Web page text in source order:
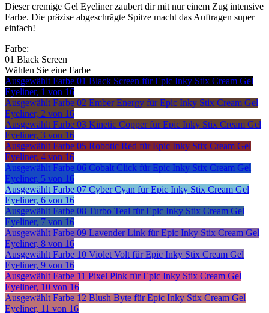
Dieser cremige Gel Eyeliner zaubert dir mit nur einem Zug intensive
Farbe. Die präzise abgeschrägte Spitze macht das Auftragen super
einfach!
Farbe:
01 Black Screen
Wählen Sie eine Farbe
Ausgewählt Farbe 01 Black Screen für Epic Inky Stix Cream Gel
Eyeliner, 1 von 16
Ausgewählt Farbe 02 Ember Energy für Epic Inky Stix Cream Gel
Eyeliner, 2 von 16
Ausgewählt Farbe 03 Kinetic Copper für Epic Inky Stix Cream Gel
Eyeliner, 3 von 16
Ausgewählt Farbe 05 Robotic Red für Epic Inky Stix Cream Gel
Eyeliner, 4 von 16
Ausgewählt Farbe 06 Cobalt Click für Epic Inky Stix Cream Gel
Eyeliner, 5 von 16
Ausgewählt Farbe 07 Cyber Cyan für Epic Inky Stix Cream Gel
Eyeliner, 6 von 16
Ausgewählt Farbe 08 Turbo Teal für Epic Inky Stix Cream Gel
Eyeliner, 7 von 16
Ausgewählt Farbe 09 Lavender Link für Epic Inky Stix Cream Gel
Eyeliner, 8 von 16
Ausgewählt Farbe 10 Violet Volt für Epic Inky Stix Cream Gel
Eyeliner, 9 von 16
Ausgewählt Farbe 11 Pixel Pink für Epic Inky Stix Cream Gel
Eyeliner, 10 von 16
Ausgewählt Farbe 12 Blush Byte für Epic Inky Stix Cream Gel
Eyeliner, 11 von 16